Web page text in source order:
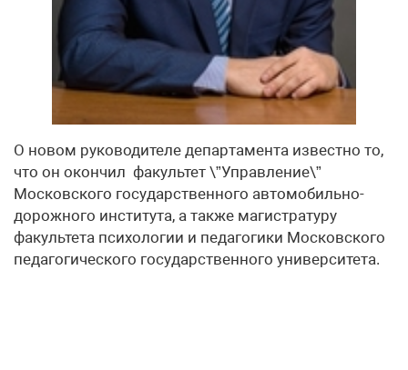
О новом руководителе департамента известно то,
что он окончил факультет \”Управление\”
Московского государственного автомобильно-
дорожного института, а также магистратуру
факультета психологии и педагогики Московского
педагогического государственного университета.